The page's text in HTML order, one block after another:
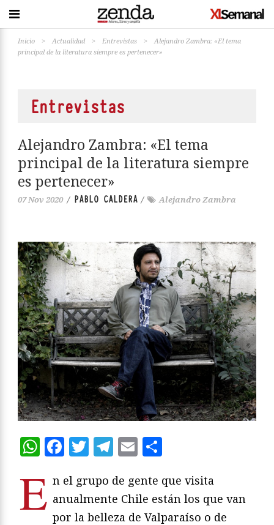
Inicio > Actualidad > Entrevistas >
Alejandro Zambra: «El tema
principal de la literatura siempre es pertenecer»
Entrevistas
Alejandro Zambra: «El tema
principal de la literatura siempre
es pertenecer»
07 Nov 2020 / PABLO CALDERA / Alejandro Zambra
WhatsApp
Facebook
Twitter
Telegram
Email
E n el grupo de gente que visita
anualmente Chile están los que van
por la belleza de Valparaíso o de